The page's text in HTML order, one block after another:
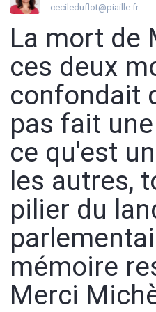
cecileduflot@piaille.fr
La mort de
ces deux
confondait
pas fait
ce qu'est
les autres,
pilier du
mémoire
Merci